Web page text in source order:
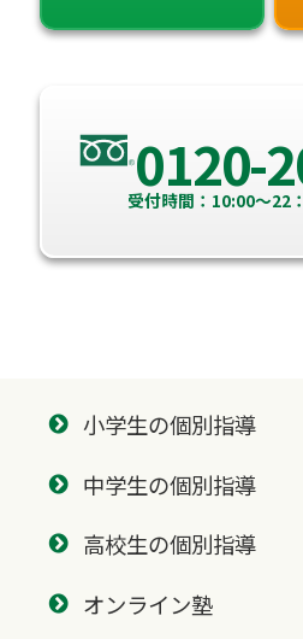
0120-
受付時間：10:00～22
小学生の個別指導
中学生の個別指導
高校生の個別指導
オンライン塾